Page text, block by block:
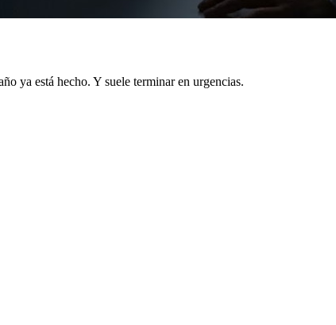
ya está hecho. Y suele terminar en urgencias.